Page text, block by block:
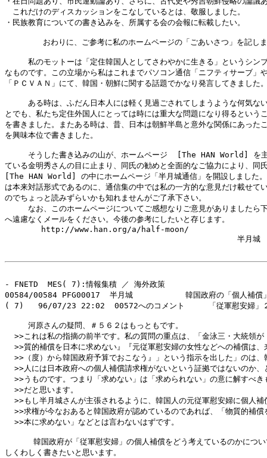
これだけのディスカッションをこなしているとは、敬服しました。
・民族教育についての書き込みを、所属する会の会報に転載したい。
おわりに、ご参考に私のホームページの「ごあいさつ」を記し
私のモットーは「定住韓国人としてさわやかに生きる」というシン
なものです。この立場から私はこれまでパソコン通信「ニフティサーブ」
「ＰＣＶＡＮ」にて、韓国・朝鮮に関する話題でかなり発言してきました
ある時は、ふだん日本人には軽く見過ごされてしまうような何気な
とでも、私たち定住外国人にとっては時には重大な問題になり得るという
を書きました。またある時は、昔、日本は朝鮮半島と意外な関係にあった
を興味本位で書きました。
そうした書き込みの山が、ホームページ  [The HAN World] を主
ている金明秀さんの目に止まり、同氏の勧めと全面的なご協力により、同
[The HAN World] の中にホームページ「半月城通信」を開設しました
は本来対話形式であるのに、通信集の中では私の一方的な意見だけ載せて
のでちょっと読みずらいかも知れませんがご了承下さい。
なお、このホームページについてご感想なりご意見がありましたら
へ遠慮なくメールをください。今後の参考にしたいと存じます。
http://www.han.org/a/half-moon/
                                       　　　　　　半月城
- FNETD  MES( 7):情報集積 ／ 海外政策
00584/00584 PFG00017  半月城           韓国政府の「個人補償」
( 7)   96/07/23 22:02  00572へのコメント     「従軍慰安婦」
河原さんの疑問、＃５６２はもっともです。
>>これは私の指摘の前半です。私の質問の重点は、「金泳三・大統領が
>>質的補償を日本に求めない』『元従軍慰安婦の女性などへの補償は、
>>（度）から韓国政府予算でおこなう』」という指示を出した」のは、
>>人には日本政府への個人補償請求権がないという証拠ではないのか、
>>うものです。つまり「求めない」は「求められない」の意に解すべき
  >>だと思います。
>>もし半月城さんが主張されるように、韓国人の元従軍慰安婦に個人補
>>求権が今なおあると韓国政府が認めているのであれば、「物質的補償
  >>本に求めない」などとは言わないはずです。
韓国政府が「従軍慰安婦」の個人補償をどう考えているのかにつ
しくわしく書きたいと思います。